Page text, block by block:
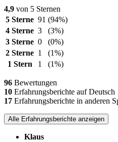
4,9 von 5 Sternen
5 Sterne 91 (94%)
4 Sterne 3
(3%)
3 Sterne 0
(0%)
2 Sterne 1
(1%)
1 Stern
1 (1%)
96 Bewertungen
10 Erfahrungsberichte auf Deutsch
17 Erfahrungsberichte in anderen
Alle Erfahrungsberichte anzeigen
Klaus